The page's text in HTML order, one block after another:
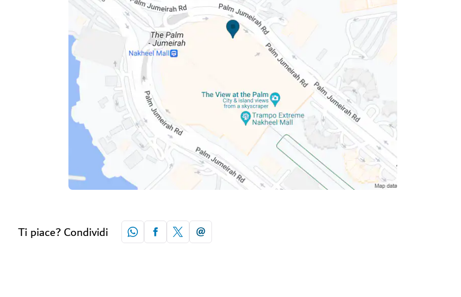
Ti piace? Condividi